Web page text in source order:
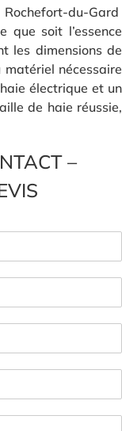
du-Gard
soit l’essence
les dimensions de
nécessaire
électrique et un
de haie réussie,
–